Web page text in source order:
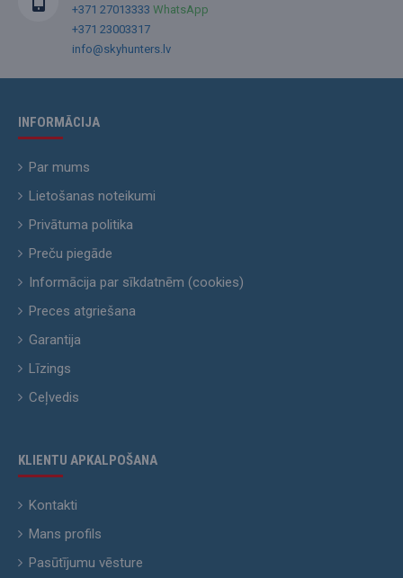
+371 27013333 WhatsApp
+371 23003317
info@skyhunters.lv
INFORMĀCIJA
Par mums
Lietošanas noteikumi
Privātuma politika
Preču piegāde
Informācija par sīkdatnēm (cookies)
Preces atgriešana
Garantija
Līzings
Ceļvedis
KLIENTU APKALPOŠANA
Kontakti
Mans profils
Pasūtījumu vēsture